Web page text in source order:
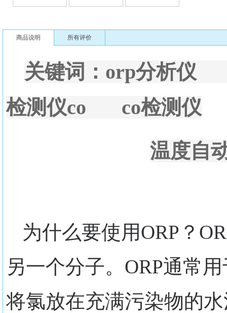
商品说明 所有评价
关键词：orp分
检测仪co co检测仪
温度自
为什么要使用ORP？
另一个分子。ORP通常
将氯放在充满污染物的